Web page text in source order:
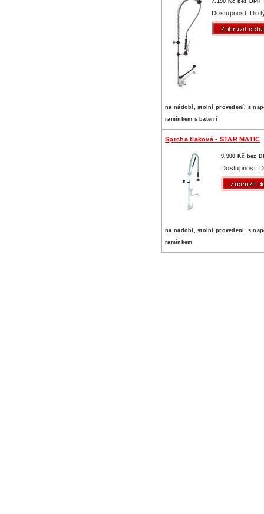
7.190 Kč bez DPH
Dostupnost: Do
na nádobí, stolní provedení, s
ramínkem s baterií
Sprcha tlaková - STAR MATIC
9.900 Kč bez
Dostupnost:
na nádobí, stolní provedení, s
ramínkem